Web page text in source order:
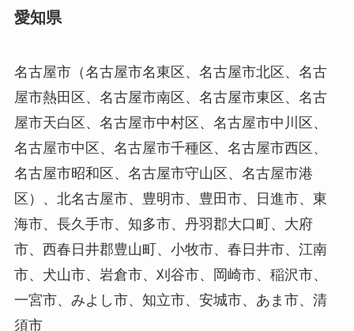
愛知県
名古屋市（名古屋市名東区、名古屋市北区、名古
屋市熱田区、名古屋市南区、名古屋市東区、名古
屋市天白区、名古屋市中村区、名古屋市中川区、
名古屋市中区、名古屋市千種区、名古屋市西区、
名古屋市昭和区、名古屋市守山区、名古屋市港
区）、北名古屋市、豊明市、豊田市、日進市、東
海市、長久手市、知多市、丹羽郡大口町、大府
市、西春日井郡豊山町、小牧市、春日井市、江南
市、犬山市、岩倉市、刈谷市、岡崎市、稲沢市、
一宮市、みよし市、知立市、安城市、あま市、清
須市